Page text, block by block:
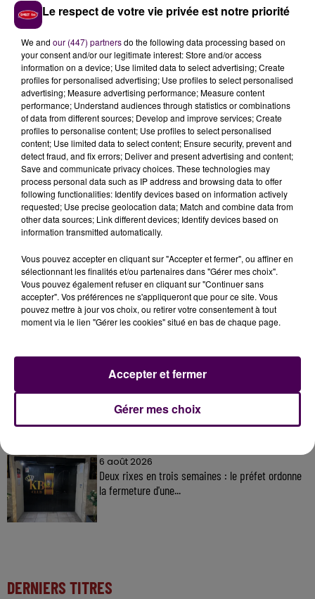
Au total, ce sont140 élèves et neuf personnels
d'enseignement qui ont dû quitter l'établissement
Sur place, les secouristes ont mis un certain temps à
trouver l’origine de l'alerte.C’est un dégagement de
fumée émanant du système de ventilation qui
semble avoir été en cause. L’intervention s’est
terminée à 17h20. Personne n'a été incommodé.
À LA UNE
31 juillet 2026
Inscrivez-vous au casting The Voice & The Voice
6 août 2026
Deux rixes en trois semaines : le préfet ordonne
la fermeture d'une...
DERNIERS TITRES
Le respect de votre vie privée est notre priorité
We and our (447) partnersdo the following data processing based on
your consent and/or our legitimate interest: Store and/or access
information on a device; Use limited data to select advertising; Create
profiles for personalised advertising; Use profiles to select personalised
advertising; Measure advertising performance; Measure content
performance; Understand audiences through statistics or combinations
of data from different sources; Develop and improve services; Create
profiles to personalise content; Use profiles to select personalised
content; Use limited data to select content; Ensure security, prevent and
detect fraud, and fix errors; Deliver and present advertising and content;
Save and communicate privacy choices. These technologies may
process personal data such as IP address and browsing data to offer
following functionalities: Identify devices based on information actively
requested; Use precise geolocation data; Match and combine data from
other data sources; Link different devices; Identify devices based on
information transmitted automatically.
Vous pouvez accepter en cliquant sur "Accepter et fermer", ou affiner en
sélectionnant les finalités et/ou partenaires dans "Gérer mes choix".
Vous pouvez également refuser en cliquant sur "Continuer sans
accepter". Vos préférences ne s'appliqueront que pour ce site. Vous
pouvez mettre à jour vos choix, ou retirer votre consentement à tout
moment via le lien "Gérer les cookies" situé en bas de chaque page.
Gérer mes choix
Accepter et fermer